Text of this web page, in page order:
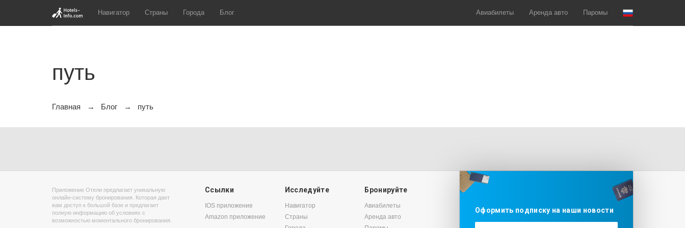
Навигатор Страны Города Блог Авиабилеты Аренда авто Паромы
путь
Главная Блог путь
Приложение Отели предлагает уникальную
онлайн-систему бронирования. Которая дает
вам доступ к большой базе и предлагает
полную информацию об условиях с
возможностью моментального бронирования.
Ссылки
IOS приложение
Amazon приложение
Исследуйте
Навигатор
Страны
Бронируйте
Авиабилеты
Аренда авто
Оформить подписку на наши новости